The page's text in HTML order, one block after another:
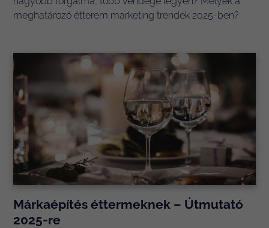
meghatározó étterem marketing trendek 2025-ben?
Márkaépítés éttermeknek – Útmutató
2025-re